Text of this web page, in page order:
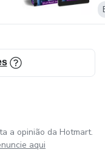
a opinião da Hotmart.
aqui